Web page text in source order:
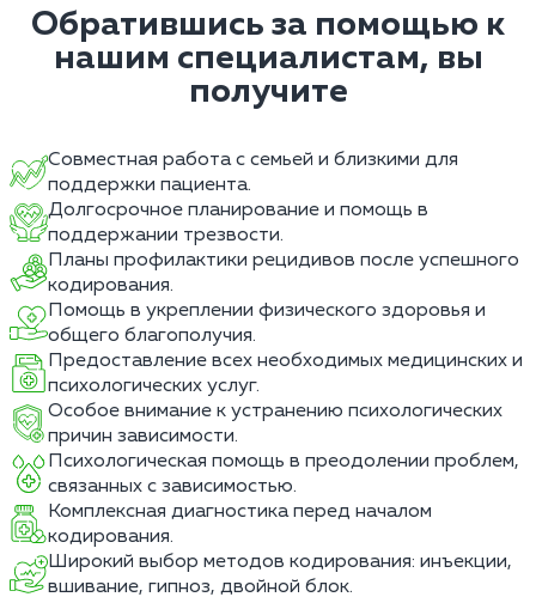
Обратившись за помощью к
нашим специалистам, вы
получите
Совместная работа с семьей и близкими для
поддержки пациента.
Долгосрочное планирование и помощь в
поддержании трезвости.
Планы профилактики рецидивов после успешного
кодирования.
Помощь в укреплении физического здоровья и
общего благополучия.
Предоставление всех необходимых медицинских и
психологических услуг.
Особое внимание к устранению психологических
причин зависимости.
Психологическая помощь в преодолении проблем,
связанных с зависимостью.
Комплексная диагностика перед началом
кодирования.
Широкий выбор методов кодирования: инъекции,
вшивание, гипноз, двойной блок.